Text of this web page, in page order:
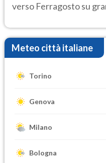
verso Ferragosto su
Meteo città italiane
Torino
Genova
Milano
Bologna